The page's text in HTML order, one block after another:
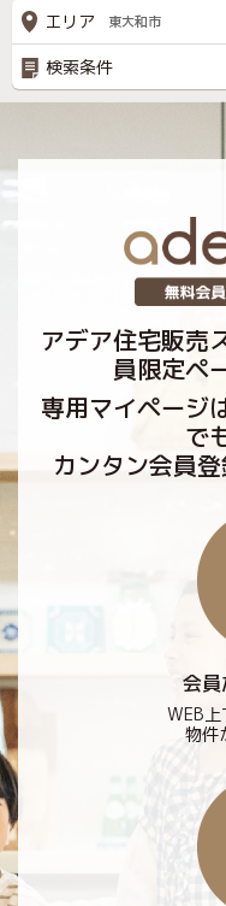
エリア 東大和市
検索条件
アデア住宅販売
員限定ペ
専用マイページ
で
カンタン会員
会
WEB
物件